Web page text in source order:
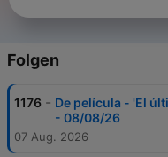
Folgen
1176 - De película - 'El
- 08/08/26
07 Aug. 2026